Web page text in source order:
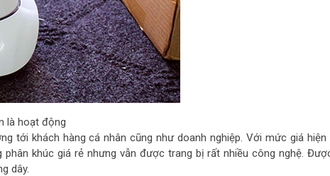
là hoạt động
tới khách hàng cá nhân cũng như doanh nghiệp. Với mức giá hiện
phân khúc giá rẻ nhưng vẫn được trang bị rất nhiều công nghệ.
dây.